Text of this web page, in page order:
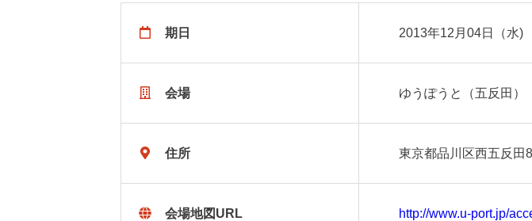
期日 2013年12月04日（水
会場 ゆうぽうと（五反田）
住所 東京都品川区西五反田
会場地図URL http://www.u-port.jp/